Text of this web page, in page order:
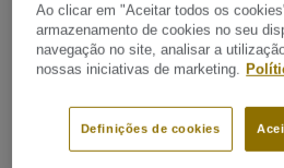
(compostos orgânicos voláteis)
para melhores ambientes
Reciclável através do ReStart®.
Contém 20% de conteúdo
ESPECIFICAÇÕES TÉCNICAS E
Tipo de produto:Pavimento
Ao clicar em "Aceitar todos os
armazenamento de cookies no seu
navegação no site, analisar a
nossas iniciativas de marketing.
Definições de cookies